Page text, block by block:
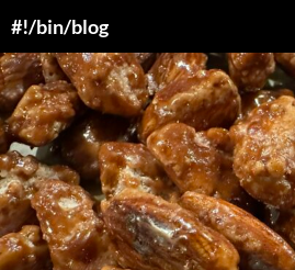
to
content
#!/bin/blog